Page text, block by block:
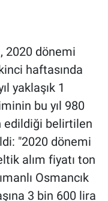
2020 dönemi
haftasında
yaklaşık 1
bu yıl 980
edildiği belirtilen
"2020 dönemi
alım fiyatı ton
Osmancık
3 bin 600 lira